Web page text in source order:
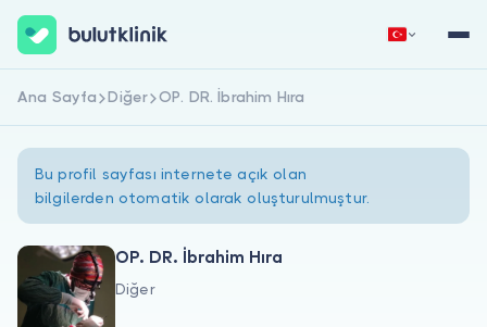
Hakkımızda
Hemen Kaydol
Ana Sayfa Diğer OP. DR. İbrahim Hıra
Bu profil sayfası internete açık olan
bilgilerden otomatik olarak oluşturulmuştur.
OP. DR. İbrahim Hıra
Diğer